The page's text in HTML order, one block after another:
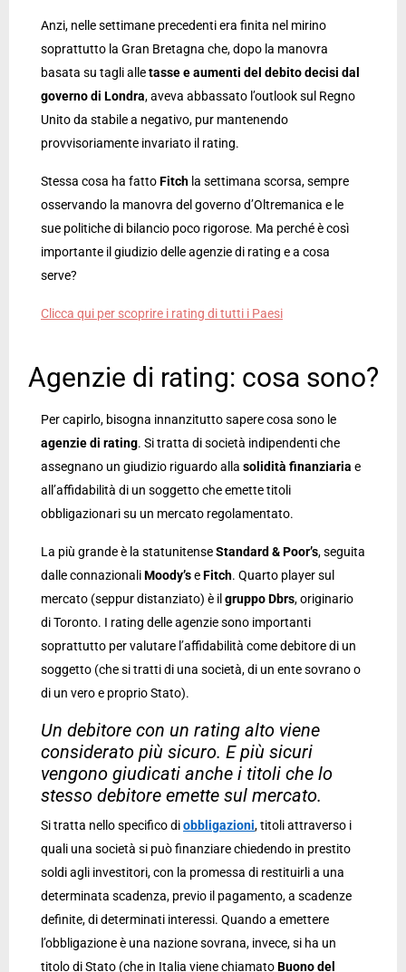
Anzi, nelle settimane precedenti era finita nel mirino
soprattutto la Gran Bretagna che, dopo la manovra
basata su tagli alletasse e aumenti del debito decisi dal
governo di Londra, aveva abbassato l’outlook sul Regno
Unito da stabile a negativo, pur mantenendo
provvisoriamente invariato il rating.
Stessa cosa ha fattoFitch la settimana scorsa, sempre
osservando la manovra del governo d’Oltremanica e le
sue politiche di bilancio poco rigorose. Ma perché è così
importante il giudizio delle agenzie di rating e a cosa
serve?
Clicca qui per scoprire i rating di tutti i Paesi
Agenzie di rating: cosa sono?
Per capirlo, bisogna innanzitutto sapere cosa sono le
agenzie di rating. Si tratta di società indipendenti che
assegnano un giudizio riguardo alla solidità finanziaria e
all’affidabilità di un soggetto che emette titoli
obbligazionari su un mercato regolamentato.
La più grande è la statunitenseStandard & Poor’s, seguita
dalle connazionaliMoody’seFitch. Quarto player sul
mercato (seppur distanziato) è il gruppo Dbrs, originario
di Toronto. I rating delle agenzie sono importanti
soprattutto per valutare l’affidabilità come debitore di un
soggetto (che si tratti di una società, di un ente sovrano o
di un vero e proprio Stato).
Un debitore con un rating alto viene
considerato più sicuro. E più sicuri
vengono giudicati anche i titoli che lo
stesso debitore emette sul mercato.
Si tratta nello specifico diobbligazioni, titoli attraverso i
quali una società si può finanziare chiedendo in prestito
soldi agli investitori, con la promessa di restituirli a una
determinata scadenza, previo il pagamento, a scadenze
definite, di determinati interessi. Quando a emettere
l’obbligazione è una nazione sovrana, invece, si ha un
titolo di Stato (che in Italia viene chiamatoBuono del